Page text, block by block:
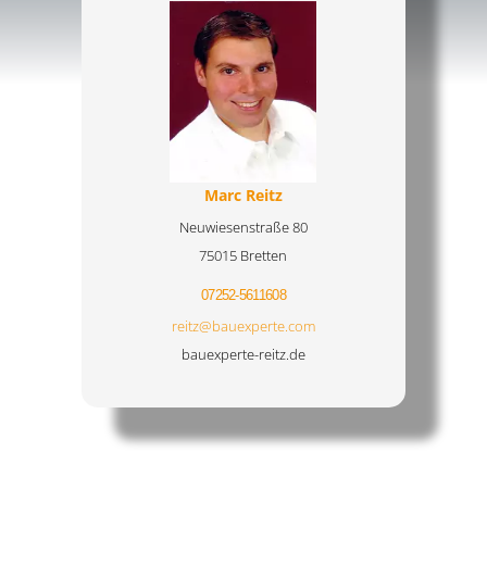
Marc Reitz
Neuwiesenstraße 80
75015 Bretten
07252-5611608
reitz@bauexperte.com
bauexperte-reitz.de